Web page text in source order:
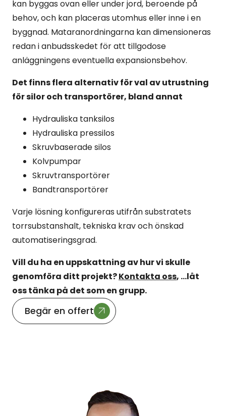
kan byggas ovan eller under jord, beroende på
behov, och kan placeras utomhus eller inne i en
byggnad. Mataranordningarna kan dimensioneras
redan i anbudsskedet för att tillgodose
anläggningens eventuella expansionsbehov.
Det finns flera alternativ för val av utrustning
för silor och transportörer, bland annat
Hydrauliska tanksilos
Hydrauliska pressilos
Skruvbaserade silos
Kolvpumpar
Skruvtransportörer
Bandtransportörer
Varje lösning konfigureras utifrån substratets
torrsubstanshalt, tekniska krav och önskad
automatiseringsgrad.
Vill du ha en uppskattning av hur vi skulle
genomföra ditt projekt?Kontakta oss, ...låt
oss tänka på det som en grupp.
Begär en offert